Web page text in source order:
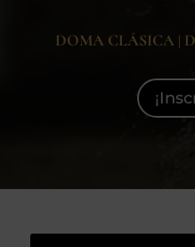
DOMA CLÁSICA |